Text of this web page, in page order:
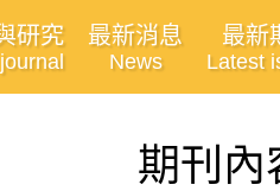
研究 最新消息
News
最新
Latest
期刊內